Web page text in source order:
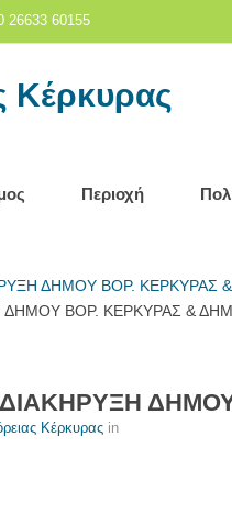
26633 60155
Κέρκυρας
Περιοχή
ΔΗΜΟΥ ΒΟΡ. ΚΕΡΚΥΡΑΣ
ΔΗΜΟΥ ΒΟΡ. ΚΕΡΚΥΡΑΣ &
ΔΙΑΚΗΡΥΞΗ
Κέρκυρας in